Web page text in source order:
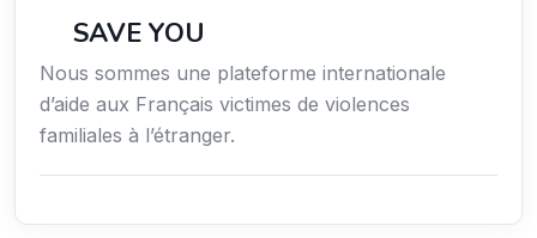
SAVE YOU
Nous sommes une plateforme internationale
d’aide aux Français victimes de violences
familiales à l’étranger.